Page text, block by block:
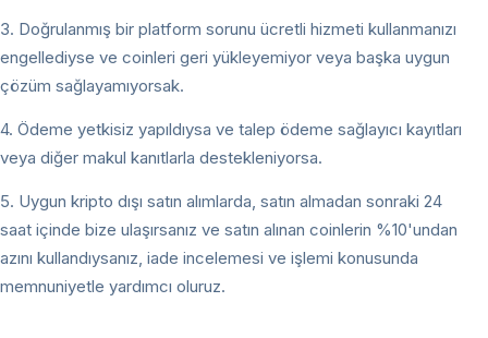
3. Doğrulanmış bir platform sorunu ücretli hizmeti kullanmanızı
engellediyse ve coinleri geri yükleyemiyor veya başka uygun
çözüm sağlayamıyorsak.
4. Ödeme yetkisiz yapıldıysa ve talep ödeme sağlayıcı kayıtları
veya diğer makul kanıtlarla destekleniyorsa.
5. Uygun kripto dışı satın alımlarda, satın almadan sonraki 24
saat içinde bize ulaşırsanız ve satın alınan coinlerin %10'undan
azını kullandıysanız, iade incelemesi ve işlemi konusunda
memnuniyetle yardımcı oluruz.